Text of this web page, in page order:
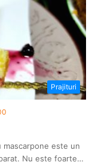
Prajituri
mascarpone este un
Nu este foarte…